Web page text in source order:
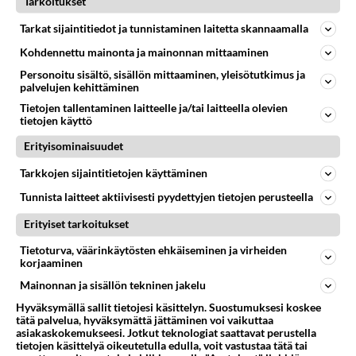
Mopomiitti!
Menikös öoliisilta yli tuo mppedinkans kisaaminen tais olla melkoinen riski vahigoittaa tarpeettomasti jopa kuolla tuoss
Tuusula
461
1453
Ei se nainen edes oo
mitenkään nätti 🤣🤣🤣🤣🤣
08.08.2026 19:19
Ikävä
83
Poliisi kiilasi mopoilijan
Ylellä leviää video jossa poliisi pysäyttää rajusti kiilamalla mopo pojan. Toivottavasti poliisi ottaa tuosta mallia myö
08.08.2026 19:55
Kiuruvesi
1140
Aina vaan mietin sua
Miksen saa sinua mielestäni pois
57
09.08.2026 17:40
Ikävä
736
Vetovoima
Tarkat sijaintitiedot ja tunnistaminen laitetta skannaamalla
Kohdennettu mainonta ja mainonnan mittaaminen
Personoitu sisältö, sisällön mittaaminen, yleisötutkimus ja
palvelujen kehittäminen
Tietojen tallentaminen laitteelle ja/tai laitteella olevien
tietojen käyttö
Erityisominaisuudet
Tarkkojen sijaintitietojen käyttäminen
Tunnista laitteet aktiivisesti pyydettyjen tietojen perusteella
Erityiset tarkoitukset
Tietoturva, väärinkäytösten ehkäiseminen ja virheiden
korjaaminen
Mainonnan ja sisällön tekninen jakelu
Hyväksymällä sallit tietojesi käsittelyn. Suostumuksesi koskee
tätä palvelua, hyväksymättä jättäminen voi vaikuttaa
asiakaskokemukseesi. Jotkut teknologiat saattavat perustella
tietojen käsittelyä oikeutetulla edulla, voit vastustaa tätä tai